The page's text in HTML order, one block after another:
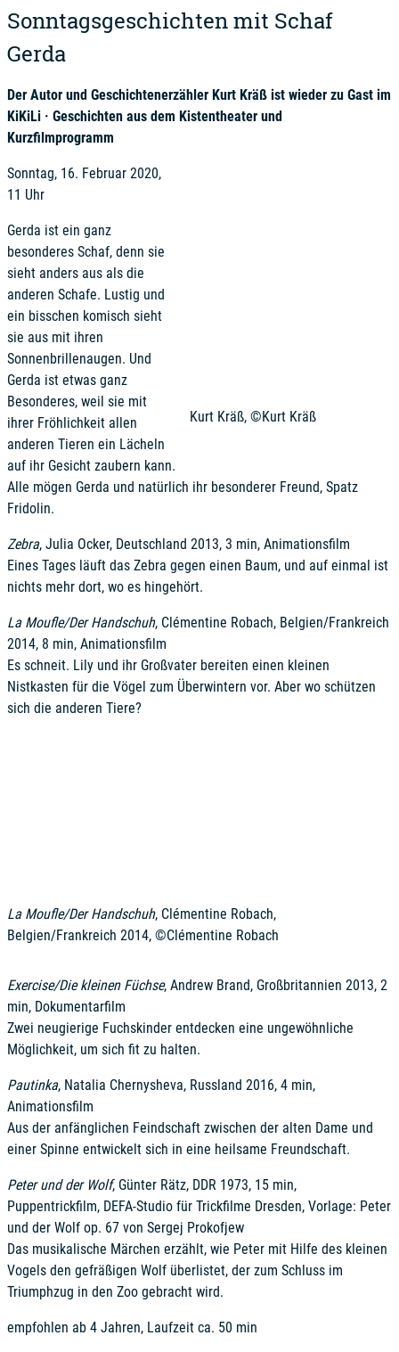
Sonntagsgeschichten mit Schaf
Gerda
Der Autor und Geschichtenerzähler Kurt Kräß ist wieder zu Gast im
KiKiLi · Geschichten aus dem Kistentheater und
Kurzfilmprogramm
Kurt Kräß, ©Kurt Kräß
Sonntag, 16. Februar 2020,
11 Uhr
Gerda ist ein ganz
besonderes Schaf, denn sie
sieht anders aus als die
anderen Schafe. Lustig und
ein bisschen komisch sieht
sie aus mit ihren
Sonnenbrillenaugen. Und
Gerda ist etwas ganz
Besonderes, weil sie mit
ihrer Fröhlichkeit allen
anderen Tieren ein Lächeln
auf ihr Gesicht zaubern kann.
Alle mögen Gerda und natürlich ihr besonderer Freund, Spatz
Fridolin.
Zebra, Julia Ocker, Deutschland 2013, 3 min, Animationsfilm
Eines Tages läuft das Zebra gegen einen Baum, und auf einmal ist
nichts mehr dort, wo es hingehört.
La Moufle/Der Handschuh, Clémentine Robach, Belgien/Frankreich
2014, 8 min, Animationsfilm
Es schneit. Lily und ihr Großvater bereiten einen kleinen
Nistkasten für die Vögel zum Überwintern vor. Aber wo schützen
sich die anderen Tiere?
La Moufle/Der Handschuh, Clémentine Robach,
Belgien/Frankreich 2014, ©Clémentine Robach
Exercise/Die kleinen Füchse, Andrew Brand, Großbritannien 2013, 2
min, Dokumentarfilm
Zwei neugierige Fuchskinder entdecken eine ungewöhnliche
Möglichkeit, um sich fit zu halten.
Pautinka, Natalia Chernysheva, Russland 2016, 4 min,
Animationsfilm
Aus der anfänglichen Feindschaft zwischen der alten Dame und
einer Spinne entwickelt sich in eine heilsame Freundschaft.
Peter und der Wolf, Günter Rätz, DDR 1973, 15 min,
Puppentrickfilm, DEFA-Studio für Trickfilme Dresden, Vorlage: Peter
und der Wolf op. 67 von Sergej Prokofjew
Das musikalische Märchen erzählt, wie Peter mit Hilfe des kleinen
Vogels den gefräßigen Wolf überlistet, der zum Schluss im
Triumphzug in den Zoo gebracht wird.
empfohlen ab 4 Jahren, Laufzeit ca. 50 min